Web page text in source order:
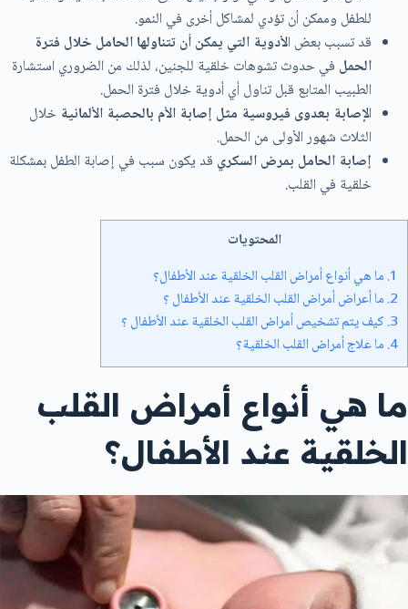
للطفل وممكن أن تؤدي لمشاكل أخرى في النمو.
قد تسبب بعض الأدوية التي يمكن أن تتناولها الحامل خلال فترة
الحمل في حدوث تشوهات خلقية للجنين، لذلك من الضروري استشارة
الطبيب المتابع قبل تناول أي أدوية خلال فترة الحمل.
الإصابة بعدوى فيروسية مثل إصابة الأم بالحصبة الألمانية خلال
الثلاث شهور الأولى من الحمل.
إصابة الحامل بمرض السكري قد يكون سبب في إصابة الطفل بمشكلة
خلقية في القلب.
المحتويات
1. ما هي أنواع أمراض القلب الخلقية عند الأطفال؟
2. ما أعراض أمراض القلب الخلقية عند الأطفال ؟
3. كيف يتم تشخيص أمراض القلب الخلقية عند الأطفال ؟
4. ما علاج أمراض القلب الخلقية؟
ما هي أنواع أمراض القلب
الخلقية عند الأطفال؟